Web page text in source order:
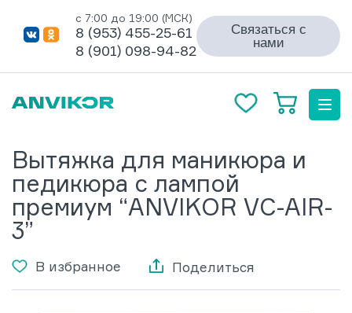
с 7:00 до 19:00 (МСК)
8 (953) 455-25-61
8 (901) 098-94-82
Связаться с
нами
Вытяжка для маникюра и
педикюра с лампой
премиум “ANVIKOR VC-AIR-
3”
В избранное Поделиться